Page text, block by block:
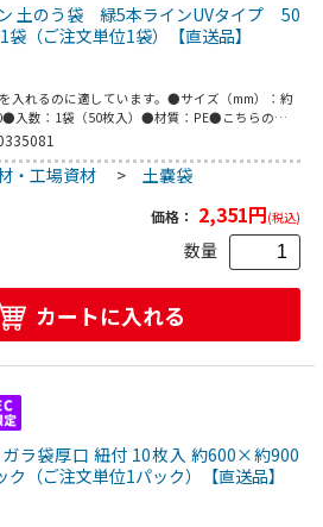
土のう袋 緑5本ラインUVタイプ 50
（ご注文単位1袋）【直送品】
入れるのに適しています。●サイズ（mm）：約
入数：1袋（50枚入）●材質：PE●こちらの商
様向け商品です。
・工場資材 > 土嚢袋
価格： 2,351円(税込)
数量
カートに入れる
ラ袋厚口 紐付 10枚入 約600×約900
（ご注文単位1パック）【直送品】